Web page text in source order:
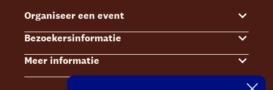
Organiseer een event
Events
Zalenoverzicht
Contact Sales & Events
Bezoekersinformatie
Kaartverkoop
Bereikbaarheid
Meer informatie